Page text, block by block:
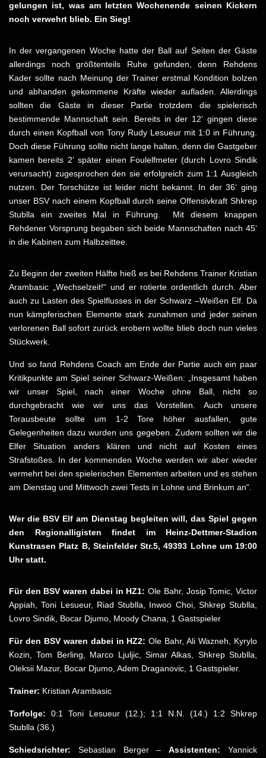
gelungen ist, was am letzten Wochenende seinen Kickern
noch verwehrt blieb. Ein Sieg!
In der vergangenen Woche hatte der Ball auf Seiten der Gäste
allerdings noch größtenteils Ruhe gefunden, denn Rehdens
Kader sollte nach Meinung der Trainer erstmal Kondition bolzen
und abhanden gekommene Kräfte wieder aufladen. Allerdings
sollten die Gäste in dieser Partie trotzdem die spielerisch
bestimmende Mannschaft sein. Bereits in der 12‘ gingen diese
durch einen Kopfball von Tony Rudy Lesueur mit 1:0 in Führung.
Doch diese Führung sollte nicht lange halten, denn die Gastgeber
kamen bereits 2‘ später einen Foulelfmeter (durch Lovro Sindik
verursacht) zugesprochen den sie erfolgreich zum 1:1 Ausgleich
nutzen. Der Torschütze ist leider nicht bekannt. In der 36‘ ging
unser BSV nach einem Kopfball durch seine Offensivkraft Shkrep
Stublla ein zweites Mal in Führung. Mit diesem knappen
Rehdener Vorsprung begaben sich beide Mannschaften nach 45‘
in die Kabinen zum Halbzeittee.
Zu Beginn der zweiten Hälfte hieß es bei Rehdens Trainer Kristian
Arambasic „Wechselzeit!“ und er rotierte ordentlich durch. Aber
auch zu Lasten des Spielflusses in der Schwarz –Weißen Elf. Da
nun kämpferischen Elemente stark zunahmen und jeder seinen
verlorenen Ball sofort zurück erobern wollte blieb doch nun vieles
Stückwerk.
Und so fand Rehdens Coach am Ende der Partie auch ein paar
Kritikpunkte am Spiel seiner Schwarz-Weißen: „Insgesamt haben
wir unser Spiel, nach einer Woche ohne Ball, nicht so
durchgebracht wie wir uns das Vorstellen. Auch unsere
Torausbeute sollte um 1-2 Tore höher ausfallen, gute
Gelegenheiten dazu wurden uns gegeben. Zudem sollten wir die
Elfer Situation anders klären und nicht auf Kosten eines
Strafstoßes. In der kommenden Woche werden wir aber wieder
vermehrt bei den spielerischen Elementen arbeiten und es stehen
am Dienstag und Mittwoch zwei Tests in Lohne und Brinkum an“.
Wer die BSV Elf am Dienstag begleiten will, das Spiel gegen
den Regionalligisten findet im Heinz-Dettmer-Stadion
Kunstrasen Platz B, Steinfelder Str.5, 49393 Lohne um 19:00
Uhr statt.
Für den BSV waren dabei in HZ1: Ole Bahr, Josip Tomic, Victor
Appiah, Toni Lesueur, Riad Stublla, Inwoo Choi, Shkrep Stublla,
Lovro Sindik, Bocar Djumo, Moody Chana, 1 Gastspieler
Für den BSV waren dabei in HZ2: Ole Bahr, Ali Wazneh, Kyrylo
Kozin, Tom Berling, Marco Ljuljic, Simar Alkas, Shkrep Stublla,
Oleksii Mazur, Bocar Djumo, Adem Draganovic, 1 Gastspieler.
Trainer: Kristian Arambasic
Torfolge: 0:1 Toni Lesueur (12.); 1:1 N.N. (14.) 1:2 Shkrep
Stublla (36.)
Schiedsrichter: Sebastian Berger –Assistenten: Yannick